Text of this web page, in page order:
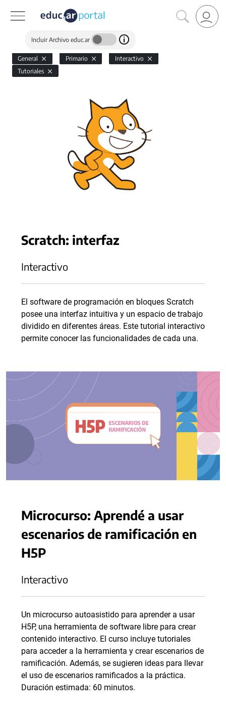
Incluir Archivo educ.ar
General Primario
Interactivo
Tutoriales
Scratch: interfaz
Interactivo
El software de programación en bloques Scratch
posee una interfaz intuitiva y un espacio de trabajo
dividido en diferentes áreas. Este tutorial interactivo
permite conocer las funcionalidades de cada una.
Microcurso: Aprendé a usar
escenarios de ramificación en
H5P
Interactivo
Un microcurso autoasistido para aprender a usar
H5P, una herramienta de software libre para crear
contenido interactivo. El curso incluye tutoriales
para acceder a la herramienta y crear escenarios de
ramificación. Además, se sugieren ideas para llevar
el uso de escenarios ramificados a la práctica.
Duración estimada: 60 minutos.